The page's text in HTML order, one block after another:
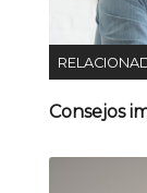
Consejos